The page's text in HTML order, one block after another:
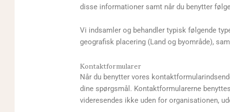
disse informationer samt når du benytter
Vi indsamler og behandler typisk følgende
geografisk placering (Land og byområde),
Kontaktformularer
Når du benytter vores
dine spørgsmål. Kontaktformularerne
videresendes ikke uden for organisationen,